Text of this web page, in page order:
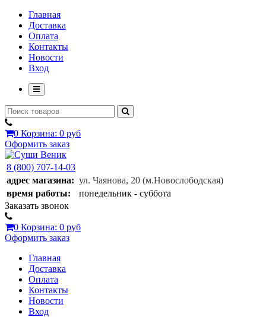
Главная
Доставка
Оплата
Контакты
Новости
Вход
0 Корзина: 0 руб
Оформить заказ
8 (800) 707-14-03
адрес магазина: ул. Чаянова, 20 (м.Новослободская)
время работы:
понедельник - суббота
Заказать звонок
0 Корзина: 0 руб
Оформить заказ
Главная
Доставка
Оплата
Контакты
Новости
Вход